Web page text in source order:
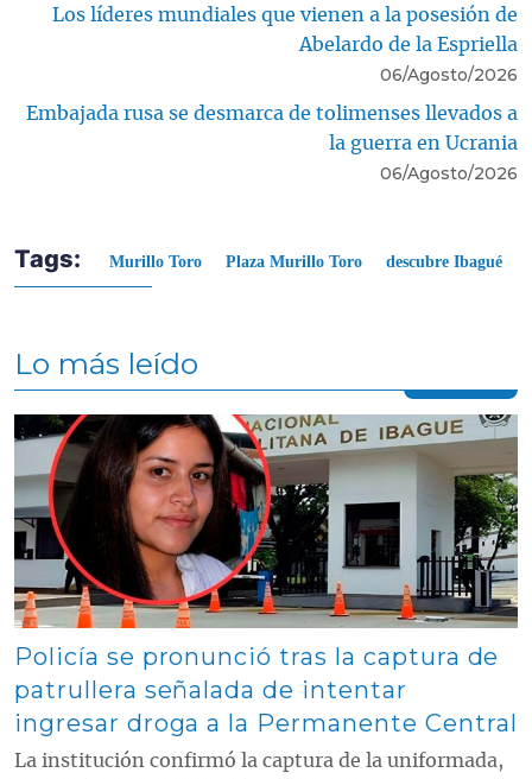
Los líderes mundiales que vienen a la posesión de
Abelardo de la Espriella
06/Agosto/2026
Embajada rusa se desmarca de tolimenses llevados a
la guerra en Ucrania
06/Agosto/2026
Tags: Murillo Toro Plaza Murillo Toro descubre Ibagué
Lo más leído
Contenido multimedia principal
Policía se pronunció tras la captura de
patrullera señalada de intentar
ingresar droga a la Permanente Central
La institución confirmó la captura de la uniformada,